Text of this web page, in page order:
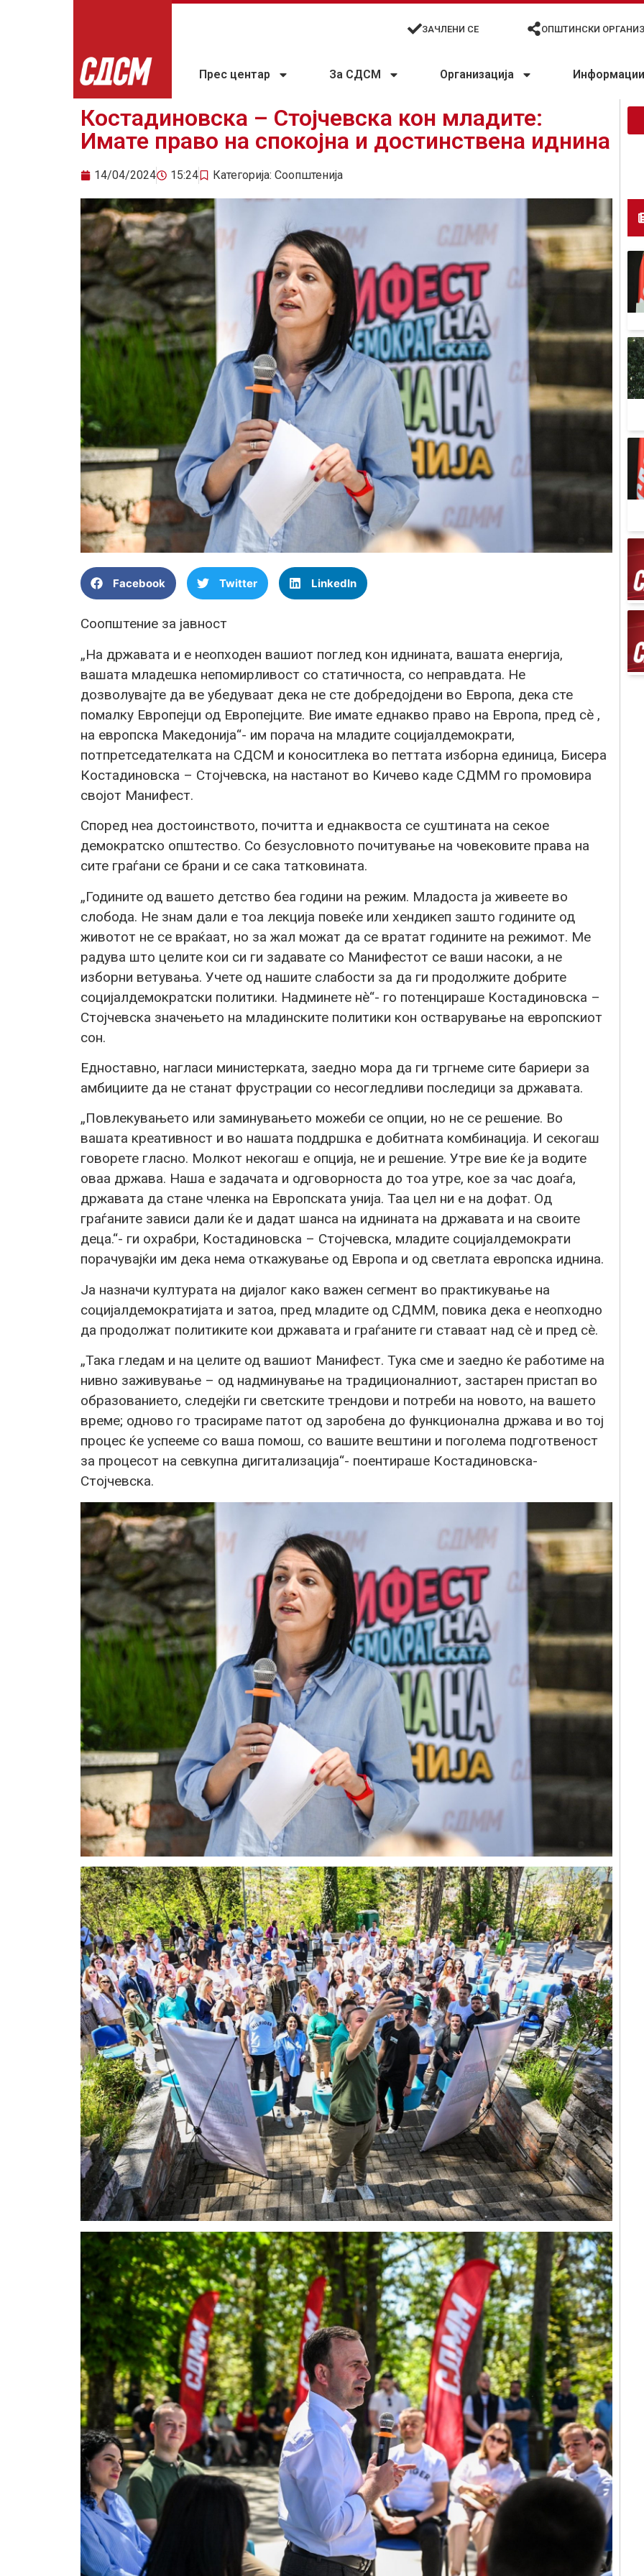
ЗАЧЛЕНИ СЕ ОПШТИНСКИ
Прес центар За СДСМ Организација Информации
Костадиновска – Стојчевска кон младите:
Имате право на спокојна и достинствена иднина
14/04/2024 15:24 Категорија: Соопштенија
Facebook Twitter LinkedIn
Соопштение за јавност
„На државата и е неопходен вашиот поглед кон иднината, вашата енергија,
вашата младешка непомирливост со статичноста, со неправдата. Не
дозволувајте да ве убедуваат дека не сте добредојдени во Европа, дека сте
помалку Европејци од Европејците. Вие имате еднакво право на Европа, пред сè ,
на европска Македонија“- им порача на младите социјалдемократи,
потпретседателката на СДСМ и коноситлека во петтата изборна единица, Бисера
Костадиновска – Стојчевска, на настанот во Кичево каде СДММ го промовира
својот Манифест.
Според неа достоинството, почитта и еднаквоста се суштината на секое
демократско општество. Со безусловното почитување на човековите права на
сите граѓани се брани и се сака татковината.
„Годините од вашето детство беа години на режим. Младоста ја живеете во
слобода. Не знам дали е тоа лекција повеќе или хендикеп зашто годините од
животот не се враќаат, но за жал можат да се вратат годините на режимот. Ме
радува што целите кои си ги задавате со Манифестот се ваши насоки, а не
изборни ветувања. Учете од нашите слабости за да ги продолжите добрите
социјалдемократски политики. Надминете нè“- го потенцираше Костадиновска –
Стојчевска значењето на младинските политики кон остварување на европскиот
сон.
Едноставно, нагласи министерката, заедно мора да ги тргнеме сите бариери за
амбициите да не станат фрустрации со несогледливи последици за државата.
„Повлекувањето или заминувањето можеби се опции, но не се решение. Во
вашата креативност и во нашата поддршка е добитната комбинација. И секогаш
говорете гласно. Молкот некогаш е опција, не и решение. Утре вие ќе ја водите
оваа држава. Наша е задачата и одговорноста до тоа утре, кое за час доаѓа,
државата да стане членка на Европската унија. Таа цел ни е на дофат. Од
граѓаните зависи дали ќе и дадат шанса на иднината на државата и на своите
деца.“- ги охрабри, Костадиновска – Стојчевска, младите социјалдемократи
порачувајќи им дека нема откажување од Европа и од светлата европска иднина.
Ја назначи културата на дијалог како важен сегмент во практикување на
социјалдемократијата и затоа, пред младите од СДММ, повика дека е неопходно
да продолжат политиките кои државата и граѓаните ги ставаат над сè и пред сè.
„Така гледам и на целите од вашиот Манифест. Тука сме и заедно ќе работиме на
нивно заживување – од надминување на традиционалниот, застарен пристап во
образованието, следејќи ги светските трендови и потреби на новото, на вашето
време; одново го трасираме патот од заробена до функционална држава и во тој
процес ќе успееме со ваша помош, со вашите вештини и поголема подготвеност
за процесот на севкупна дигитализација“- поентираше Костадиновска-
Стојчевска.